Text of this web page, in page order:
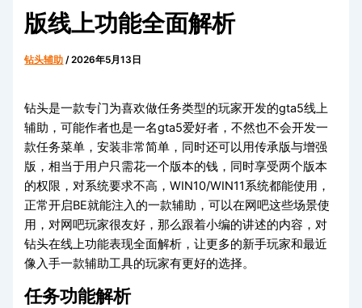
版线上功能全面解析
钻头辅助 /2026年5月13日
钻头是一款专门为喜欢做任务类型的玩家开发的gta5线上
辅助，可能作者也是一名gta5爱好者，不然也不会开发一
款任务菜单，安装非常简单，同时还可以用传承版与增强
版，相当于用户只需花一个版本的钱，同时享受两个版本
的权限，对系统要求不高，WIN10/WIN11系统都能使用，
正常开启BE就能注入的一款辅助，可以在网吧这些场景使
用，对网吧玩家很友好，那么跟着小编的讲述的内容，对
钻头在线上功能表现全面解析，让更多的新手玩家和最近
像入手一款辅助工具的玩家有更好的选择。
任务功能解析